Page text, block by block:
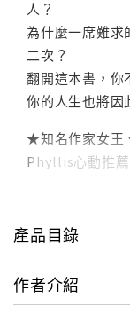
人？
為什麼一席難求
二次？
翻開這本書，你
你的人生也將因
★知名作家女王
Phyllis心動推薦
一個5歲開始愛
18歲開始擔任整
告訴你如何透過
產品目錄
作者介紹